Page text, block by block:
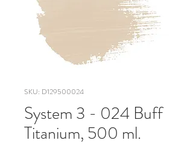
SKU: D129500024
System 3 - 024 Buff
Titanium, 500 ml.